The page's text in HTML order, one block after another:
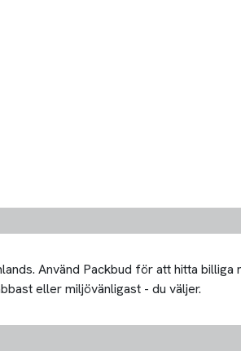
Använd Packbud för att hitta
eller miljövänligast - du väljer.